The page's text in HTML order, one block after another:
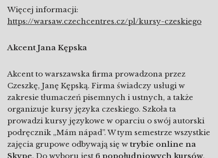
Więcej informacji:
https://warsaw.czechcentres.cz/pl/kursy-czeskiego
Akcent Jana Kępska
Akcent to warszawska firma prowadzona przez
Czeszkę, Janę Kępską. Firma świadczy usługi w
zakresie tłumaczeń pisemnych i ustnych, a także
organizuje kursy języka czeskiego. Szkoła ta
prowadzi kursy językowe w oparciu o swój autorski
podręcznik „Mám nápad”. W tym semestrze wszystkie
zajęcia grupowe odbywają się w trybie online na
Skype. Do wyboru jest 6 popołudniowych kursów,